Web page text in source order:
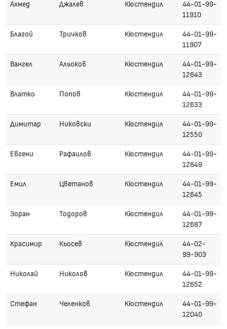
Ахмед Джалев Кюстендил
44-01-99-
11910
Благой Тричков Кюстендил
44-01-99-
11907
Вангел Альоков Кюстендил
44-01-99-
12643
Влатко Попов Кюстендил
44-01-99-
12633
Димитар Никовски Кюстендил
44-01-99-
12550
Евгени Рафаилов Кюстендил
44-01-99-
12649
Емил Цветанов Кюстендил
44-01-99-
12645
Зоран Тодоров Кюстендил
44-01-99-
12687
Красимир Кьосев Кюстендил
44-02-
99-903
Николай Николов Кюстендил
44-01-99-
12652
Стефан Челенков Кюстендил
44-01-99-
12040